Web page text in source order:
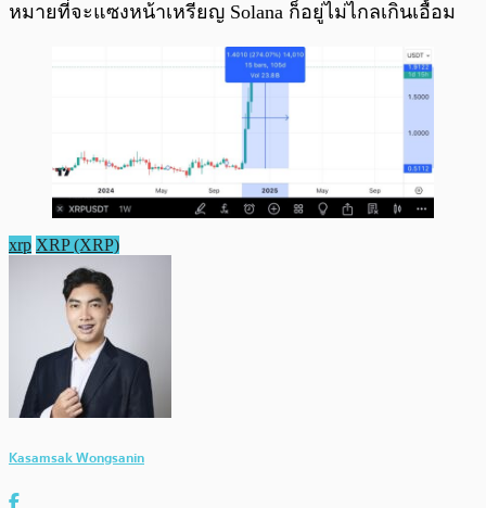
หมายที่จะแซงหน้าเหรียญ Solana ก็อยู่ไม่ไกลเกินเอื้อม
xrp XRP (XRP)
Kasamsak Wongsanin